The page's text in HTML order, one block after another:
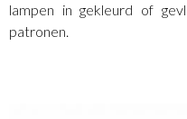
lampen in gekleurd of
patronen.